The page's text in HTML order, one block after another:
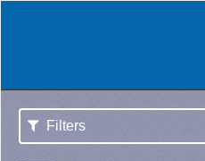
Filters